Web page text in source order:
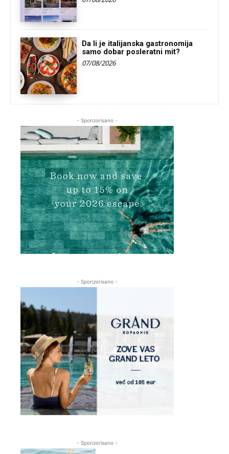
Da li je italijanska gastronomija
samo dobar posleratni mit?
07/08/2026
- Sponzorisano -
- Sponzorisano -
- Sponzorisano -